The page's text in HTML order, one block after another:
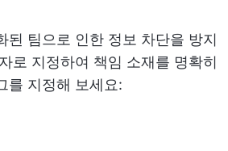
된 팀으로 인한 정보 차단을 방지
로 지정하여 책임 소재를 명확히
를 지정해 보세요: